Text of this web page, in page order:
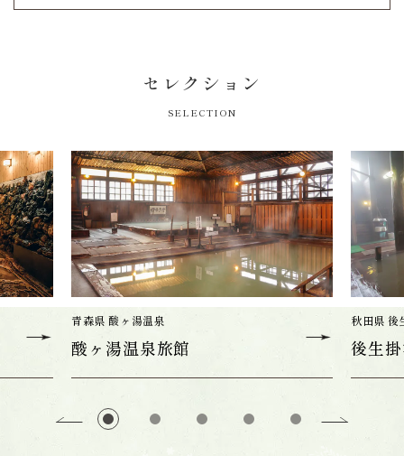
セレクション
SELECTION
青森県 酸ヶ湯温泉
酸ヶ湯温泉旅館
秋田県 後
後生